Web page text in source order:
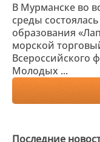
В Мурманске во
среды
образования
морской
Всероссийского
Молодых ...
Последние